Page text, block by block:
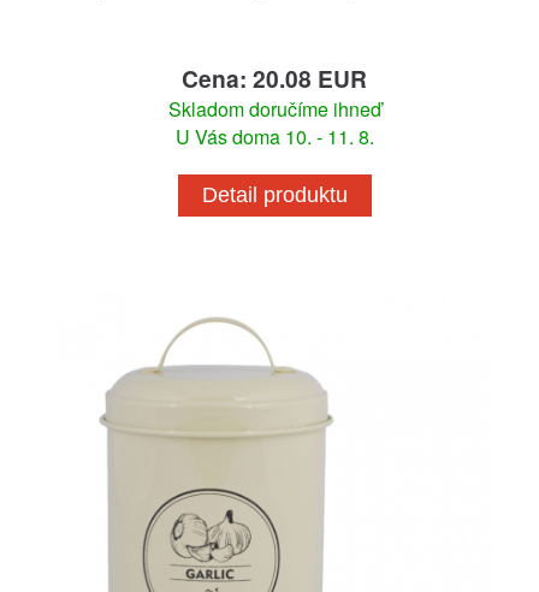
Cena: 20.08 EUR
Skladom doručíme ihneď
U Vás doma 10. - 11. 8.
Detail produktu